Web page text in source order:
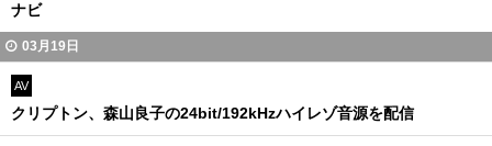
ナビ
03月19日
AV
クリプトン、森山良子の24bit/192kHzハイレゾ音源を配信